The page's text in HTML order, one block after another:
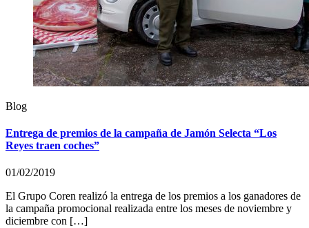
Blog
Entrega de premios de la campaña de Jamón Selecta “Los
Reyes traen coches”
01/02/2019
El Grupo Coren realizó la entrega de los premios a los ganadores de
la campaña promocional realizada entre los meses de noviembre y
diciembre con […]